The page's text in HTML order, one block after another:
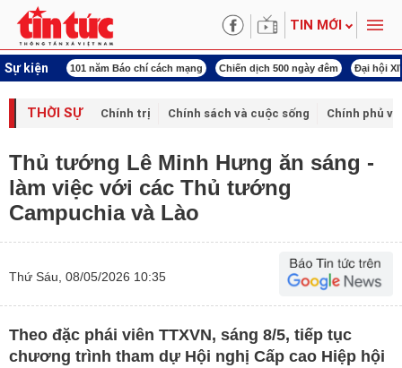
TIN MỚI
Sự kiện
chí cách mạng Chiến dịch 500 ngày đêm Đại hội XIV Công đoàn Việt Nam
THỜI SỰ Chính trị Chính sách và cuộc sống Chính phủ
Thủ tướng Lê Minh Hưng ăn sáng -
làm việc với các Thủ tướng
Campuchia và Lào
Thứ Sáu, 08/05/2026 10:35
Theo đặc phái viên TTXVN, sáng 8/5, tiếp tục
chương trình tham dự Hội nghị Cấp cao Hiệp hội